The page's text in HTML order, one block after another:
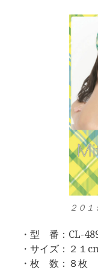
２０
・型 番：CL-
・サイズ：２１
・枚 数：８枚